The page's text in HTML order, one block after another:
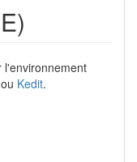
l'environnement
ou Kedit.